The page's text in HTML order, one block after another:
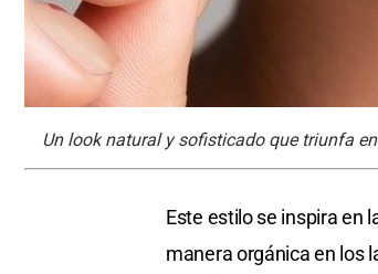
Un look natural y sofisticado que triunfa en
Este estilo se inspira en
manera orgánica en los